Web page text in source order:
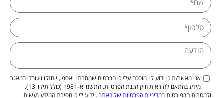
אני מאשר/ת כי ידוע לי ומוסכם עלי כי הפרטים שמסרתי ייאספו, יוחזקו ויעובדו במאגר
מידע בהתאם להוראות חוק הגנת הפרטיות, התשמ"א–1981 (כולל תיקון 13),
ולמטרות המפורטותבמדיניות הפרטיות של האתר. ידוע לי כי מסירת המידע נעשית